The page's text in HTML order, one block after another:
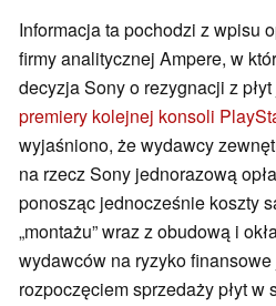
Informacja ta pochodzi z wpisu
firmy analitycznej Ampere, w
decyzja Sony o rezygnacji z
premiery kolejnej konsoli
wyjaśniono, że wydawcy
na rzecz Sony jednorazową
ponosząc jednocześnie koszty
„montażu” wraz z obudową i
wydawców na ryzyko
rozpoczęciem sprzedaży płyt w